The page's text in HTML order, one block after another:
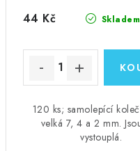
Skladem
44 Kč
120 ks; samolepící
velká 7, 4 a 2 mm.
vystouplá.